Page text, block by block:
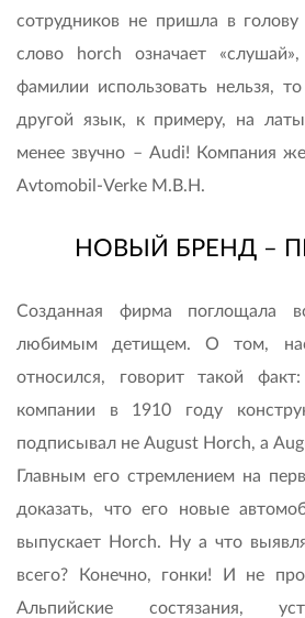
сотрудников не пришла в
слово horch означает
фамилии использовать нельзя,
другой язык, к примеру, на
менее звучно – Audi! Компания
Avtomobil-Verke M.B.H.
НОВЫЙ БРЕНД –
Созданная фирма поглощала
любимым детищем. О том,
относился, говорит такой
компании в 1910 году
подписывал не August Horch, а
Главным его стремлением на
доказать, что его новые
выпускает Horch. Ну а что
всего? Конечно, гонки! И не
Альпийские состязания,